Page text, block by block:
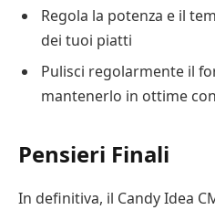
Regola la potenza e il
dei tuoi piatti
Pulisci regolarmente il
mantenerlo in ottime
Pensieri Finali
In definitiva, il Candy Idea